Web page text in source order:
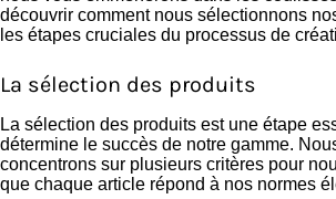
découvrir comment nous sélectionnons
les étapes cruciales du processus de
La sélection des produits
La sélection des produits est une étape
détermine le succès de notre gamme.
concentrons sur plusieurs critères pour
que chaque article répond à nos normes